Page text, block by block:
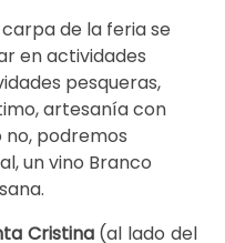
de la feria se
en actividades
pesqueras,
artesanía con
podremos
un vino Branco
Cristina(al lado del